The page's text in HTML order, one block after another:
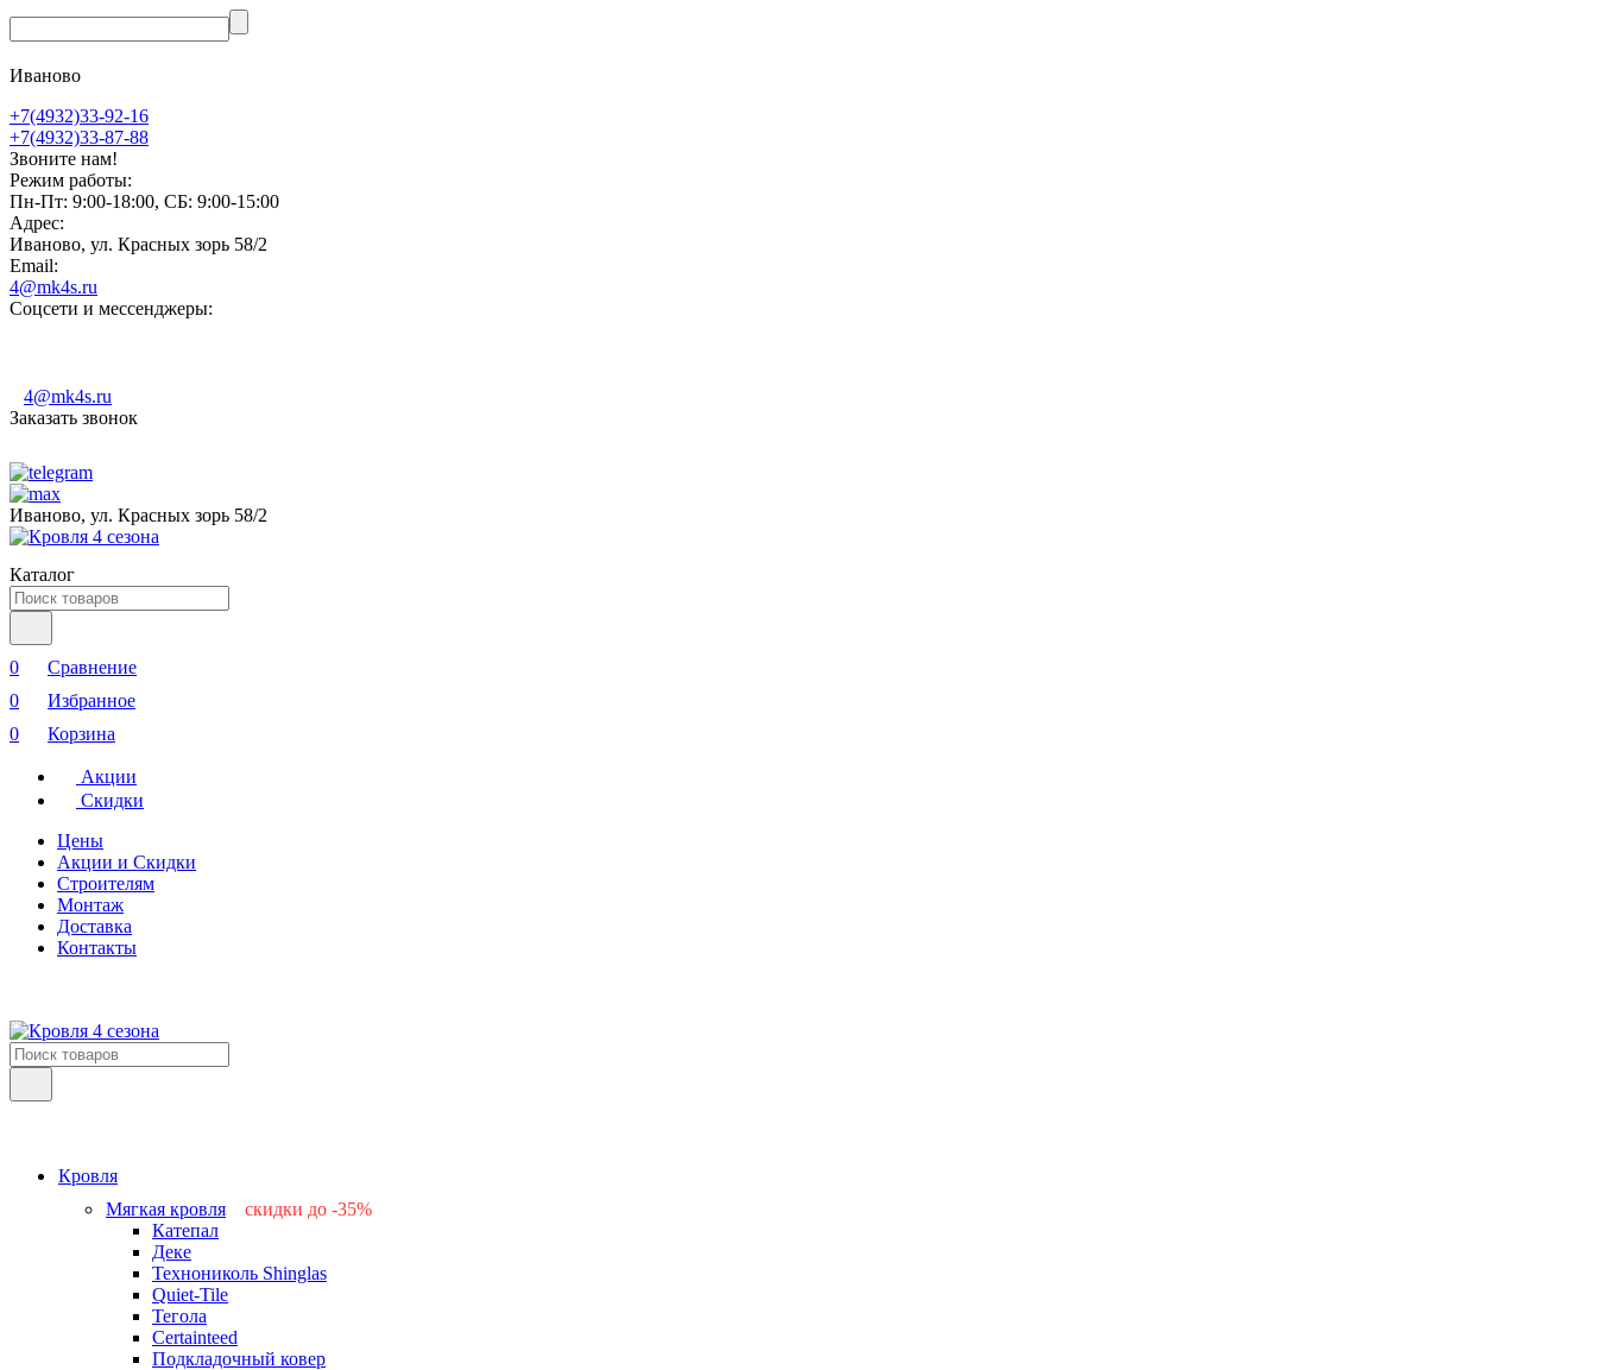
Иваново
+7(4932)33-92-16
+7(4932)33-87-88
Звоните нам!
Режим работы:
Пн-Пт: 9:00-18:00, СБ: 9:00-15:00
Адрес:
Иваново, ул. Красных зорь 58/2
Email:
4@mk4s.ru
Соцсети и мессенджеры:
4@mk4s.ru
Заказать звонок
Иваново, ул. Красных зорь 58/2
Каталог
0
Сравнение
0
Избранное
0
Корзина
Акции
Скидки
Цены
Акции и Скидки
Строителям
Монтаж
Доставка
Контакты
Кровля
Мягкая кровля
скидки до -35%
Катепал
Деке
Технониколь Shinglas
Quiet-Tile
Тегола
Certainteed
Подкладочный ковер